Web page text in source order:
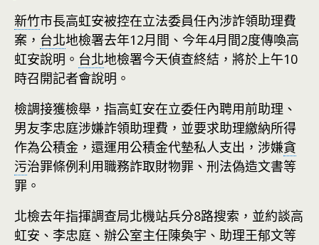
新竹市長高虹安被控在立法委員任內涉詐領助理費
案， 台北地檢署去年12月間、今年4月間2度傳喚高
虹安說明。 台北地檢署今天偵查終結，將於上午10
時召開記者會說明。
檢調接獲檢舉，指高虹安在立委任內聘用前助理、
男友李忠庭涉嫌詐領助理費，並要求助理繳納所得
作為公積金，還運用公積金代墊私人支出，涉嫌貪
污治罪條例利用職務詐取財物罪、刑法偽造文書等
罪。
北檢去年指揮調查局北機站兵分8路搜索，並約談高
虹安、李忠庭、辦公室主任陳奐宇、助理王郁文等